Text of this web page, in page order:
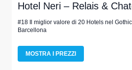
Hotel Neri – Relais &
#18 Il miglior valore di 20 Hotels nel
Barcellona
MOSTRA I PREZZI